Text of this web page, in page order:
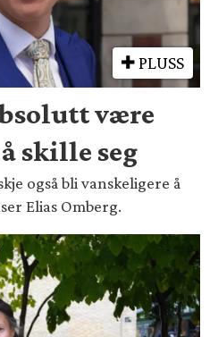
PLUSS
være
skille seg
også bli vanskeligere å
Elias Omberg.